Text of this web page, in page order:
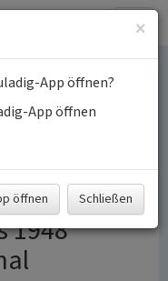
der
1948
×
App öffnen?
App öffnen
öffnen Schließen